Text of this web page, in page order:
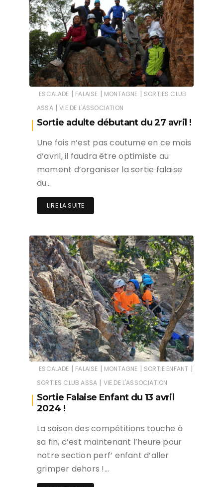
ESCALADE | FALAISE | MONTAGNE | SORTIES CLUB
ASSA | VIE DE L'ASSOCIATION
Sortie adulte débutant du 27 avril !
Une fois n’est pas coutume en ce mois
d’avril, il faudra être optimiste au
moment d’organiser la sortie falaise
du…
LIRE LA SUITE
ESCALADE | FALAISE | MONTAGNE | SORTIE ENFANT |
SORTIES CLUB ASSA | VIE DE L'ASSOCIATION
Sortie Falaise Enfant du 13 avril
2024 !
La saison des compétitions touche à
sa fin, c’est maintenant l’heure pour
notre section perf’ enfant d’aller
grimper dehors !…